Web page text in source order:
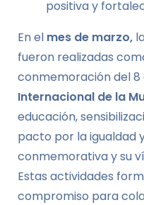
positiva y
En el mes de marzo,
fueron realizadas
conmemoración del 8
Internacional de la
educación,
pacto por la igualdad
conmemorativa y su
Estas actividades
compromiso para